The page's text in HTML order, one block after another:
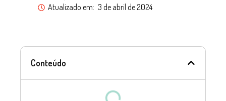
Atualizado em: 3 de abril de 2024
Conteúdo